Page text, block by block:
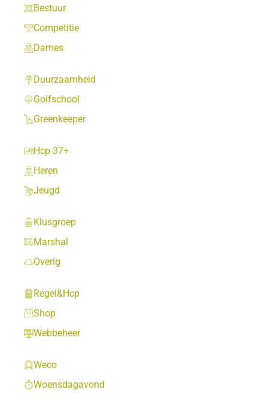
Bestuur
Competitie
Dames
Duurzaamheid
Golfschool
Greenkeeper
Hcp 37+
Heren
Jeugd
Klusgroep
Marshal
Overig
Regel&Hcp
Shop
Webbeheer
Weco
Woensdagavond